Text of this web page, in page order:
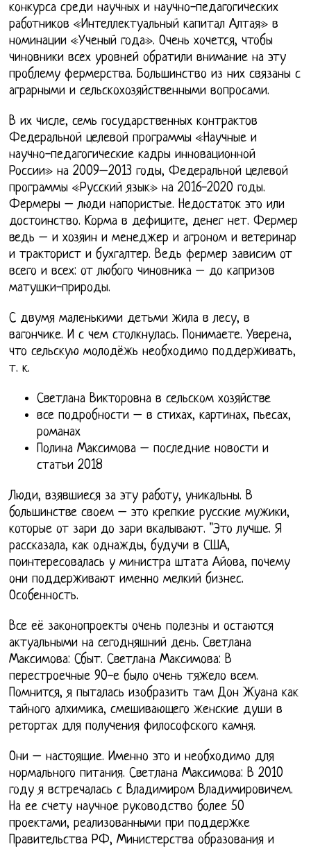
конкурса среди научных и научно-педагогических
работников «Интеллектуальный капитал Алтая» в
номинации «Ученый года». Очень хочется, чтобы
чиновники всех уровней обратили внимание на эту
проблему фермерства. Большинство из них связаны с
аграрными и сельскохозяйственными вопросами.
В их числе, семь государственных контрактов
Федеральной целевой программы «Научные и
научно-педагогические кадры инновационной
России» на 2009–2013 годы, Федеральной целевой
программы «Русский язык» на 2016-2020 годы.
Фермеры – люди напористые. Недостаток это или
достоинство. Корма в дефиците, денег нет. Фермер
ведь – и хозяин и менеджер и агроном и ветеринар
и тракторист и бухгалтер. Ведь фермер зависим от
всего и всех: от любого чиновника – до капризов
матушки-природы.
С двумя маленькими детьми жила в лесу, в
вагончике. И с чем столкнулась. Понимаете. Уверена,
что сельскую молодёжь необходимо поддерживать,
т. к.
Светлана Викторовна в сельском хозяйстве
все подробности – в стихах, картинах, пьесах,
романах
Полина Максимова – последние новости и
статьи 2018
Люди, взявшиеся за эту работу, уникальны. В
большинстве своем – это крепкие русские мужики,
которые от зари до зари вкалывают. "Это лучше. Я
рассказала, как однажды, будучи в США,
поинтересовалась у министра штата Айова, почему
они поддерживают именно мелкий бизнес.
Особенность.
Все её законопроекты очень полезны и остаются
актуальными на сегодняшний день. Светлана
Максимова: Сбыт. Светлана Максимова: В
перестроечные 90-е было очень тяжело всем.
Помнится, я пыталась изобразить там Дон Жуана как
тайного алхимика, смешивающего женские души в
ретортах для получения философского камня.
Они – настоящие. Именно это и необходимо для
нормального питания. Светлана Максимова: В 2010
году я встречалась с Владимиром Владимировичем.
На ее счету научное руководство более 50
проектами, реализованными при поддержке
Правительства РФ, Министерства образования и